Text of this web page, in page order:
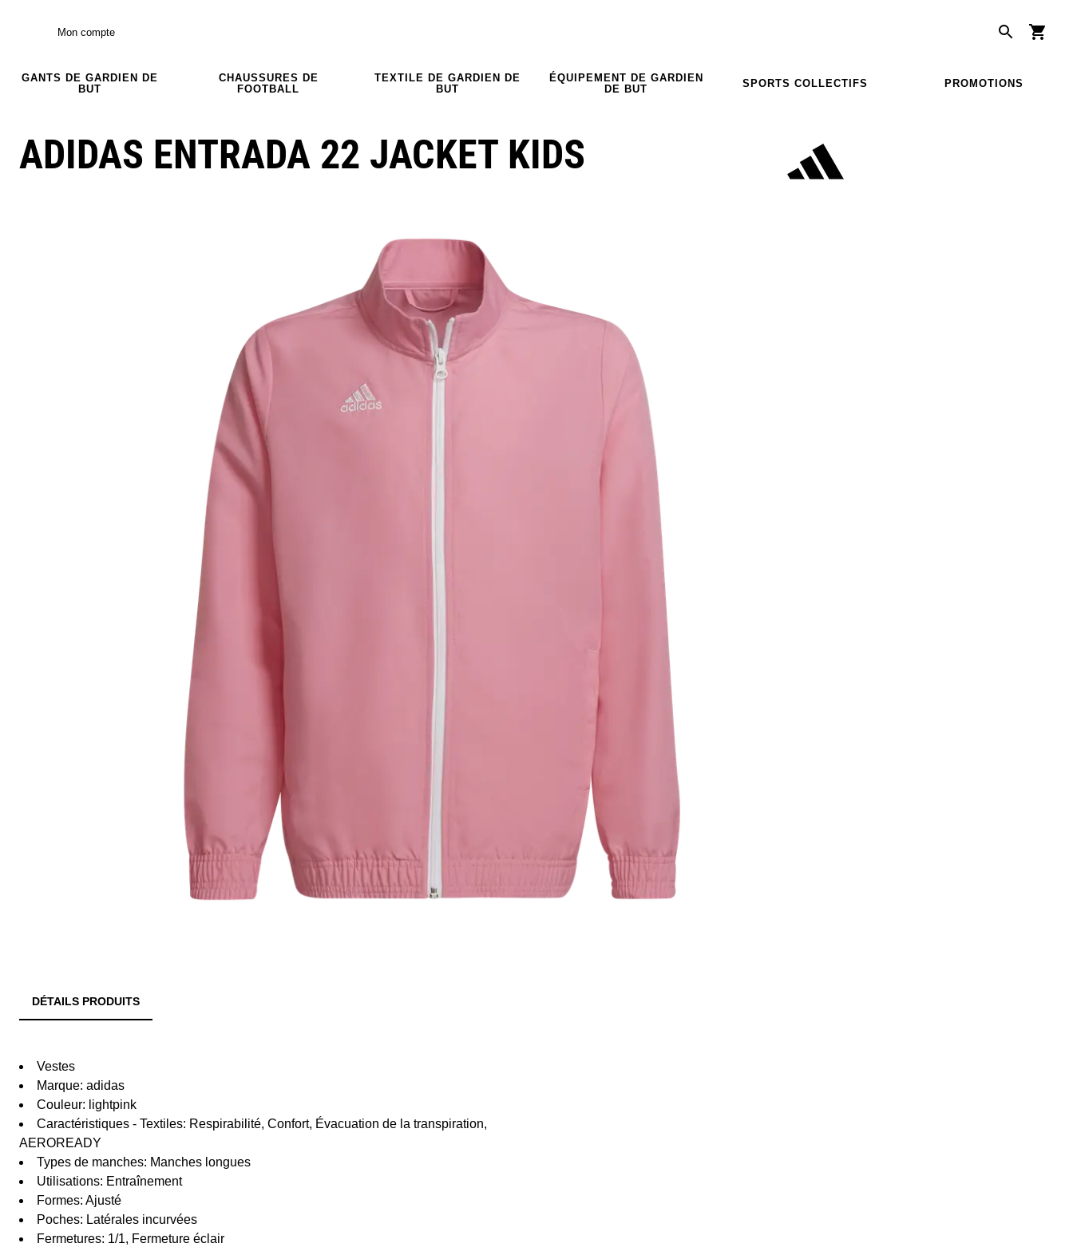
Mon compte
GANTS DE GARDIEN DE
BUT
CHAUSSURES DE
FOOTBALL
TEXTILE DE GARDIEN DE
BUT
ÉQUIPEMENT DE GARDIEN
DE BUT
SPORTS COLLECTIFS PROMOTIONS
ADIDAS ENTRADA 22 JACKET KIDS
DÉTAILS PRODUITS
Vestes
Marque: adidas
Couleur: lightpink
Caractéristiques - Textiles: Respirabilité, Confort, Évacuation de la transpiration,
AEROREADY
Types de manches: Manches longues
Utilisations: Entraînement
Formes: Ajusté
Poches: Latérales incurvées
Fermetures: 1/1, Fermeture éclair